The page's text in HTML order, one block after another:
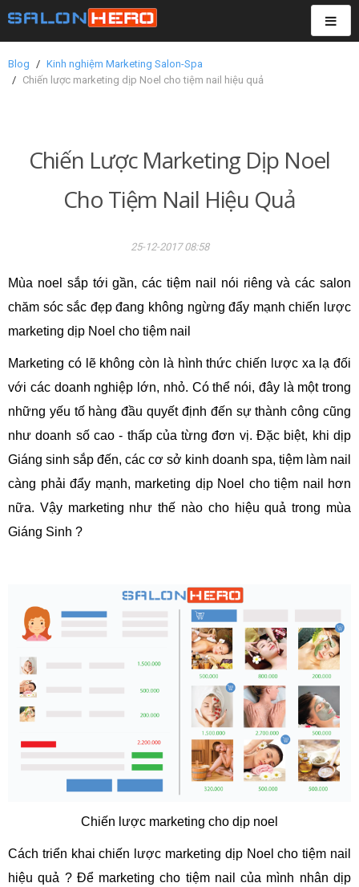
Blog
Kinh nghiệm Marketing Salon-Spa
Chiến lược marketing dịp Noel cho tiệm nail hiệu quả
Chiến Lược Marketing Dịp Noel
Cho Tiệm Nail Hiệu Quả
25-12-2017 08:58
Mùa noel sắp tới gần, các tiệm nail nói riêng và các salon
chăm sóc sắc đẹpđang không ngừng đẩy mạnh chiến lược
marketing dịp Noel cho tiệm nail
Marketing có lẽ không còn là hình thức chiến lược xa lạ đối
với các doanh nghiệp lớn, nhỏ. Có thể nói, đây là một trong
những yếu tố hàng đầu quyết định đến sựthành công cũng
như doanh số cao - thấp của từng đơn vị. Đặc biệt, khi dịp
Giáng sinh sắp đến, các cơ sở kinh doanh spa, tiệm làm nail
càng phải đẩy mạnh, marketing dịp Noel cho tiệm nail hơn
nữa. Vậy marketing như thế nào cho hiệuquả trong mùa
Giáng Sinh ?
Chiến lược marketing cho dịp noel
Cách triển khai chiến lược marketing dịp Noel cho tiệm nail
hiệu quả ? Để marketing cho tiệm nail của mình nhân dịp